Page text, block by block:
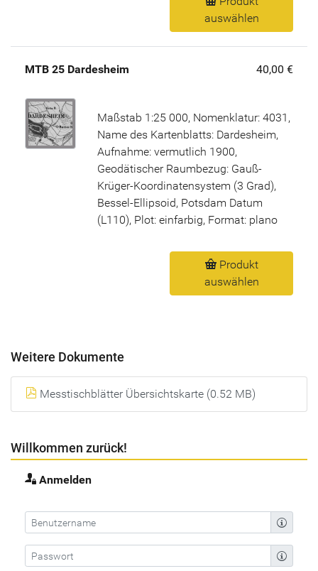
auswählen
MTB 25 Dardesheim 40,00 €
Maßstab 1:25 000, Nomenklatur: 4031,
Name des Kartenblatts: Dardesheim,
Aufnahme: vermutlich 1900,
Geodätischer Raumbezug: Gauß-
Krüger-Koordinatensystem (3 Grad),
Bessel-Ellipsoid, Potsdam Datum
(L110), Plot: einfarbig, Format: plano
Produkt
auswählen
Weitere Dokumente
Messtischblätter Übersichtskarte (0.52 MB)
Willkommen zurück!
Anmelden